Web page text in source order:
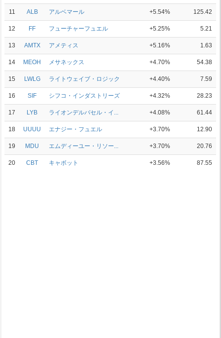
11 ALB アルベマール +5.54% 125.42
12 FF フューチャーフュエル +5.25% 5.21
13 AMTX アメティス +5.16% 1.63
14 MEOH メサネックス +4.70% 54.38
15 LWLG ライトウェイブ・ロジック +4.40% 7.59
16 SIF シフコ・インダストリーズ +4.32% 28.23
17 LYB ライオンデルバセル・イ... +4.08% 61.44
18 UUUU エナジー・フュエル +3.70% 12.90
19 MDU エムディーユー・リソー... +3.70% 20.76
20 CBT キャボット +3.56% 87.55